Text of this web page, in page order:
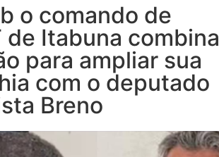
o comando de
de Itabuna combina
para ampliar sua
com o deputado
Breno